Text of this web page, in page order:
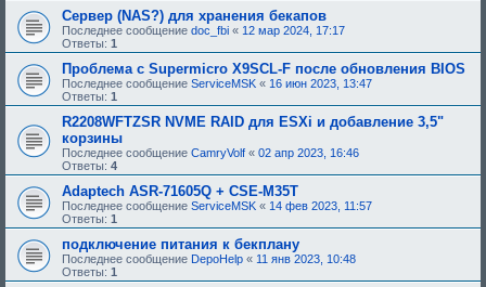
Сервер (NAS?) для хранения бекапов
Последнее сообщение doc_fbi « 12 мар 2024, 17:17
Ответы: 1
Проблема с Supermicro X9SCL-F после обновления BIOS
Последнее сообщение ServiceMSK « 16 июн 2023, 13:47
Ответы: 1
R2208WFTZSR NVME RAID для ESXi и добавление 3,5"
корзины
Последнее сообщение CamryVolf « 02 апр 2023, 16:46
Ответы: 4
Adaptech ASR-71605Q + CSE-M35T
Последнее сообщение ServiceMSK « 14 фев 2023, 11:57
Ответы: 1
подключение питания к бекплану
Последнее сообщение DepoHelp « 11 янв 2023, 10:48
Ответы: 1